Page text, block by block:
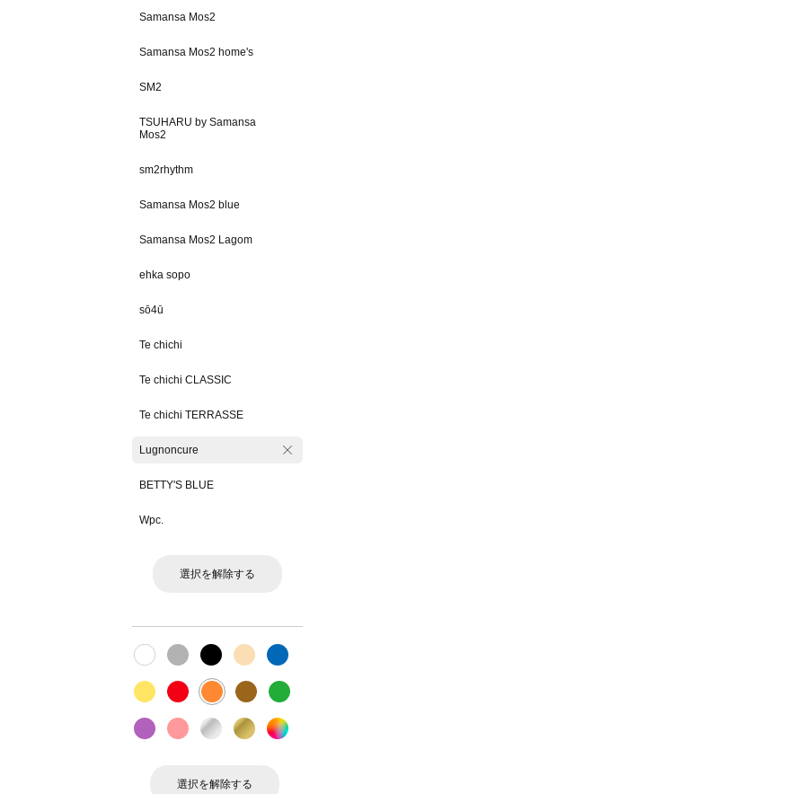
Samansa Mos2
Samansa Mos2 home's
SM2
TSUHARU by Samansa
Mos2
sm2rhythm
Samansa Mos2 blue
Samansa Mos2 Lagom
ehka sopo
sō4ū
Te chichi
Te chichi CLASSIC
Te chichi TERRASSE
Lugnoncure
BETTY'S BLUE
Wpc.
選択を解除する
選択を解除する